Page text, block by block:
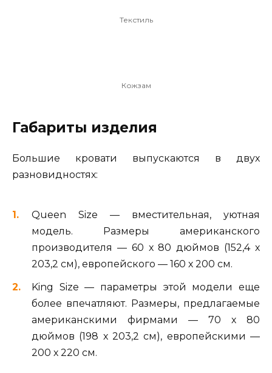
Текстиль
Кожзам
Габариты изделия
Большие кровати выпускаются в двух
разновидностях:
Queen Size — вместительная, уютная
модель. Размеры американского
производителя — 60 х 80 дюймов (152,4 х
203,2 см), европейского — 160 х 200 см.
King Size — параметры этой модели еще
более впечатляют. Размеры, предлагаемые
американскими фирмами — 70 х 80
дюймов (198 х 203,2 см), европейскими —
200 х 220 см.